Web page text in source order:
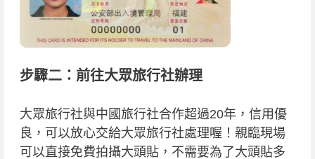
步驟二：前往大眾旅行社辦理
大眾旅行社與中國旅行社合作超過20年，信用優
良，可以放心交給大眾旅行社處理喔！親臨現場
可以直接免費拍攝大頭貼，不需要為了大頭貼多